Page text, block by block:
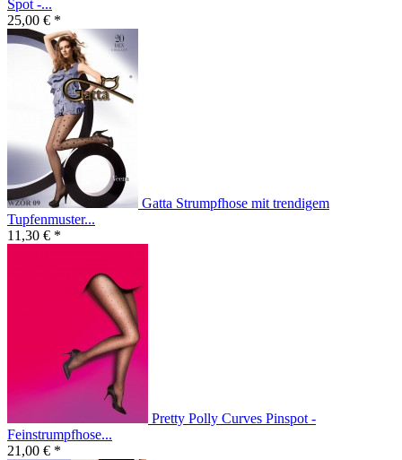
Spot -...
25,00 € *
Gatta Strumpfhose mit trendigem
Tupfenmuster...
11,30 € *
Pretty Polly Curves Pinspot -
Feinstrumpfhose...
21,00 € *